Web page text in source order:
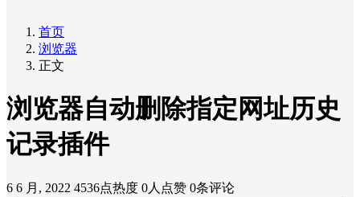
首页
浏览器
正文
浏览器自动删除指定网址历史
记录插件
6 6 月, 2022 4536点热度 0人点赞 0条评论